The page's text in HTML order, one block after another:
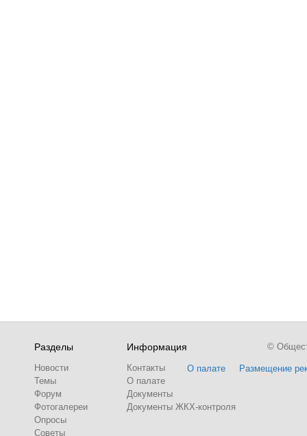
Разделы
Новости
Темы
Форум
Фотогалереи
Опросы
Советы
Информация
Контакты
О палате
Документы
Документы ЖКХ-контроля
О палате Размещение
©